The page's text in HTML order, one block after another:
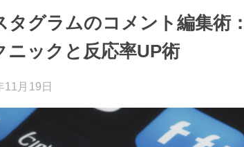
タグラムのコメント編集術
ニックと反応率UP術
11月19日